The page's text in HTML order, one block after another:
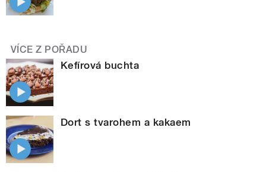
VÍCE Z POŘADU
Kefírová buchta
Dort s tvarohem a kakaem